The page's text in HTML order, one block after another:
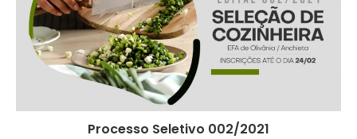
Processo Seletivo 002/2021